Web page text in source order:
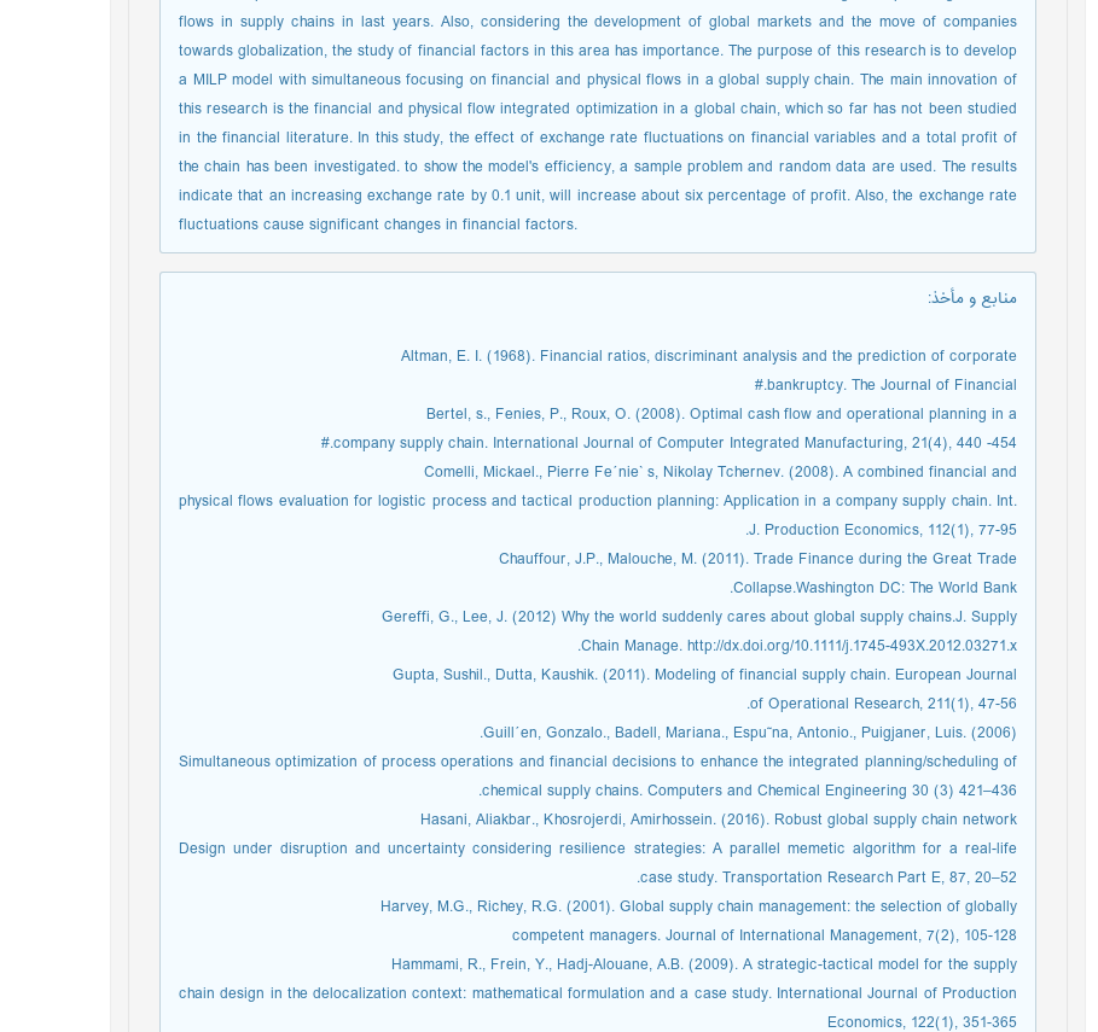
flows in supply chains in last years. Also, considering the development of global markets and the move of companies
towards globalization, the study of financial factors in this area has importance. The purpose of this research is to develop
a MILP model with simultaneous focusing on financial and physical flows in a global supply chain. The main innovation of
this research is the financial and physical flow integrated optimization in a global chain, which so far has not been studied
in the financial literature. In this study, the effect of exchange rate fluctuations on financial variables and a total profit of
the chain has been investigated. to show the model's efficiency, a sample problem and random data are used. The results
indicate that an increasing exchange rate by 0.1 unit, will increase about six percentage of profit. Also, the exchange rate
fluctuations cause significant changes in financial factors.
منابع و مأخذ:
Altman, E. I. (1968). Financial ratios, discriminant analysis and the prediction of corporate
bankruptcy. The Journal of Financial.#
Bertel, s., Fenies, P., Roux, O. (2008). Optimal cash flow and operational planning in a
company supply chain. International Journal of Computer Integrated Manufacturing, 21(4), 440 -454.#
Comelli, Mickael., Pierre Fe´nie` s, Nikolay Tchernev. (2008). A combined financial and
physical flows evaluation for logistic process and tactical production planning: Application in a company supply chain. Int.
J. Production Economics, 112(1), 77-95.
Chauffour, J.P., Malouche, M. (2011). Trade Finance during the Great Trade
Collapse.Washington DC: The World Bank.
Gereffi, G., Lee, J. (2012) Why the world suddenly cares about global supply chains.J. Supply
Chain Manage. http://dx.doi.org/10.1111/j.1745-493X.2012.03271.x.
Gupta, Sushil., Dutta, Kaushik. (2011). Modeling of financial supply chain. European Journal
of Operational Research, 211(1), 47-56.
Guill´en, Gonzalo., Badell, Mariana., Espu˜na, Antonio., Puigjaner, Luis. (2006).
Simultaneous optimization of process operations and financial decisions to enhance the integrated planning/scheduling of
chemical supply chains. Computers and Chemical Engineering 30 (3) 421–436.
Hasani, Aliakbar., Khosrojerdi, Amirhossein. (2016). Robust global supply chain network
Design under disruption and uncertainty considering resilience strategies: A parallel memetic algorithm for a real-life
case study. Transportation Research Part E, 87, 20–52.
Harvey, M.G., Richey, R.G. (2001). Global supply chain management: the selection of globally
competent managers. Journal of International Management, 7(2), 105-128
Hammami, R., Frein, Y., Hadj-Alouane, A.B. (2009). A strategic-tactical model for the supply
chain design in the delocalization context: mathematical formulation and a case study. International Journal of Production
Economics, 122(1), 351-365